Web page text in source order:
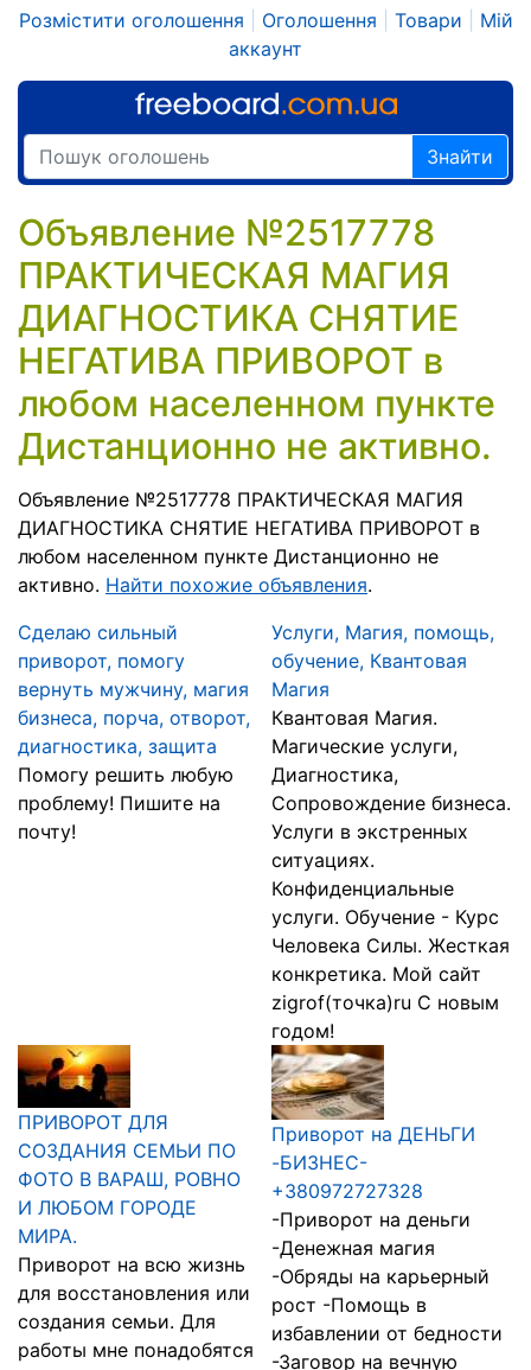
Розмістити оголошення Оголошення Товари
Мій
аккаунт
Знайти
Объявление №2517778
ПРАКТИЧЕСКАЯ МАГИЯ
ДИАГНОСТИКА СНЯТИЕ
НЕГАТИВА ПРИВОРОТ в
любом населенном пункте
Дистанционно не активно.
Объявление №2517778 ПРАКТИЧЕСКАЯ МАГИЯ
ДИАГНОСТИКА СНЯТИЕ НЕГАТИВА ПРИВОРОТ в
любом населенном пункте Дистанционно не
активно. Найти похожие объявления.
Сделаю сильный
приворот, помогу
вернуть мужчину, магия
бизнеса, порча, отворот,
диагностика, защита
Помогу решить любую
проблему! Пишите на
почту!
Услуги, Магия, помощь,
обучение, Квантовая
Магия
Квантовая Магия.
Магические услуги,
Диагностика,
Сопровождение бизнеса.
Услуги в экстренных
ситуациях.
Конфиденциальные
услуги. Обучение - Курс
Человека Силы. Жесткая
конкретика. Мой сайт
zigrof(точка)ru С новым
годом!
ПРИВОРОТ ДЛЯ
СОЗДАНИЯ СЕМЬИ ПО
ФОТО В ВАРАШ, РОВНО
И ЛЮБОМ ГОРОДЕ
МИРА.
Приворот на всю жизнь
для восстановления или
создания семьи. Для
работы мне понадобятся
Приворот на ДЕНЬГИ
-БИЗНЕС-
+380972727328
-Приворот на деньги
-Денежная магия
-Обряды на карьерный
рост -Помощь в
избавлении от бедности
-Заговор на вечную